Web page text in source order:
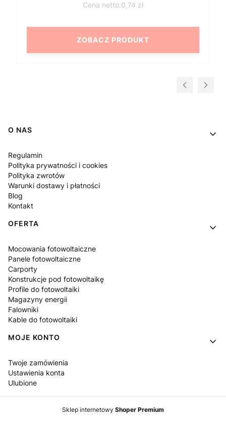
0,74 zł
ZOBACZ PRODUKT
Linki w stopce
O NAS
Regulamin
Polityka prywatności i cookies
Polityka zwrotów
Warunki dostawy i płatności
Blog
Kontakt
OFERTA
Mocowania fotowoltaiczne
Panele fotowoltaiczne
Carporty
Konstrukcje pod fotowoltaikę
Profile do fotowoltaiki
Magazyny energii
Falowniki
Kable do fotowoltaiki
MOJE KONTO
Twoje zamówienia
Ustawienia konta
Ulubione
Sklep internetowy Shoper Premium